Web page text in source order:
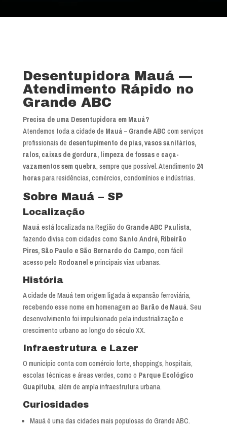
Desentupidora Mauá —
Atendimento Rápido no
Grande ABC
Precisa de uma Desentupidora em Mauá?
Atendemos toda a cidade de Mauá – Grande ABC com serviços
profissionais de desentupimento de pias, vasos sanitários,
ralos, caixas de gordura, limpeza de fossase caça-
vazamentos sem quebra, sempre que possível. Atendimento 24
horaspara residências, comércios, condomínios e indústrias.
Sobre Mauá – SP
Localização
Mauá está localizada na Região do Grande ABC Paulista,
fazendo divisa com cidades como Santo André, Ribeirão
Pires, São Paulo e São Bernardo do Campo, com fácil
acesso pelo Rodoanel e principais vias urbanas.
História
A cidade de Mauá tem origem ligada à expansão ferroviária,
recebendo esse nome em homenagem ao Barão de Mauá. Seu
desenvolvimento foi impulsionado pela industrialização e
crescimento urbano ao longo do século XX.
Infraestrutura e Lazer
O município conta com comércio forte, shoppings, hospitais,
escolas técnicas e áreas verdes, como o Parque Ecológico
Guapituba, além de ampla infraestrutura urbana.
Curiosidades
Mauá é uma das cidades mais populosas do Grande ABC.